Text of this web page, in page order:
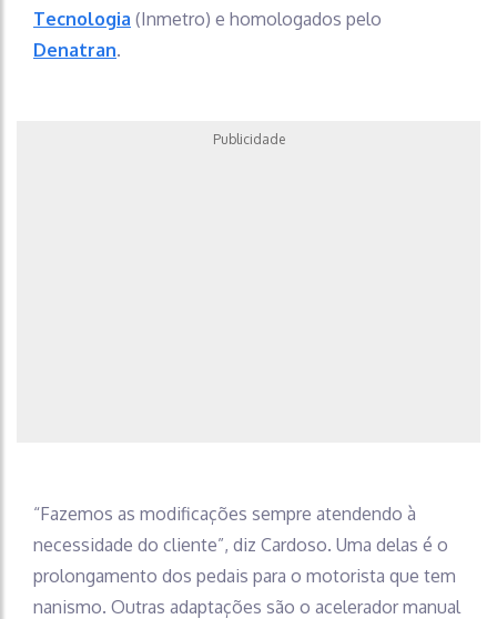
Tecnologia (Inmetro) e homologados pelo
Denatran.
Publicidade
“Fazemos as modificações sempre atendendo à
necessidade do cliente”, diz Cardoso. Uma delas é o
prolongamento dos pedais para o motorista que tem
nanismo. Outras adaptações são o acelerador manual